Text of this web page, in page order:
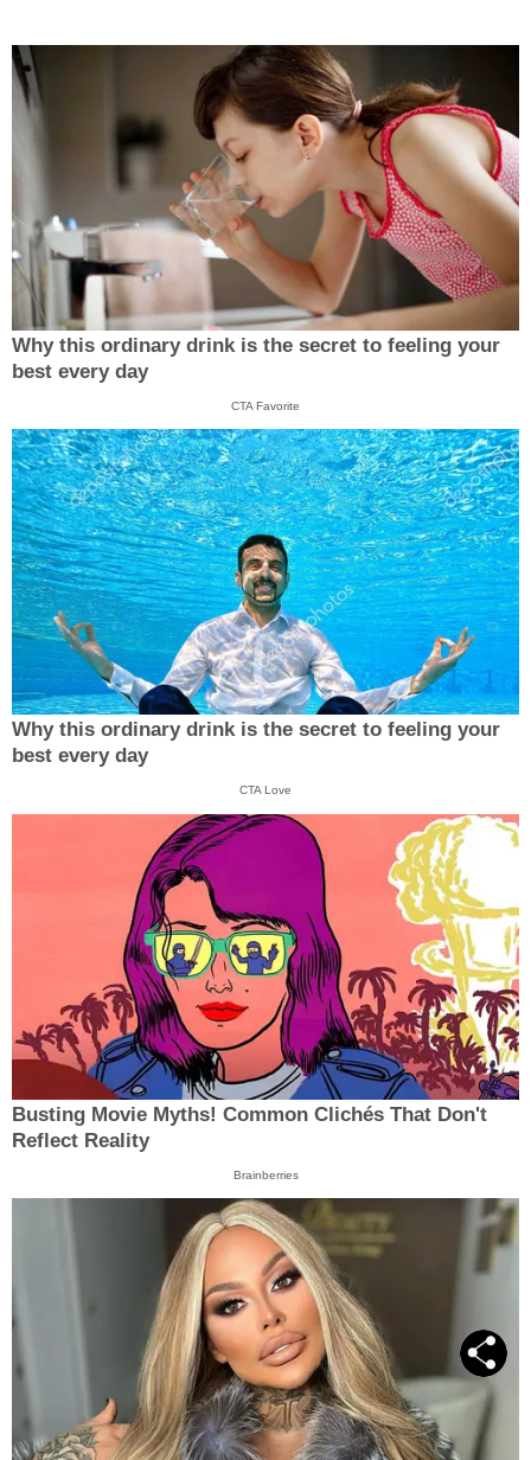
Why this ordinary drink is the secret to feeling your
best every day
CTA Favorite
Why this ordinary drink is the secret to feeling your
best every day
CTA Love
Busting Movie Myths! Common Clichés That Don't
Reflect Reality
Brainberries